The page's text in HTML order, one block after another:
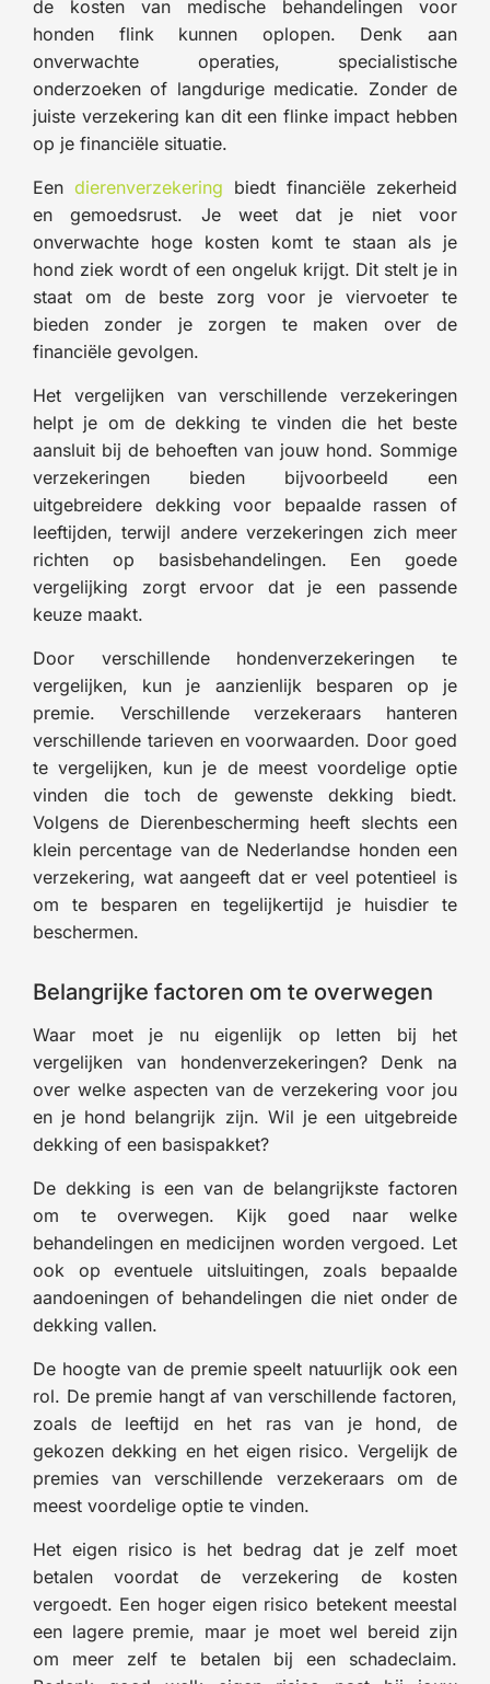
de kosten van medische behandelingen voor
honden flink kunnen oplopen. Denk aan
onverwachte operaties, specialistische
onderzoeken of langdurige medicatie. Zonder de
juiste verzekering kan dit een flinke impact hebben
op je financiële situatie.
Een dierenverzekering biedt financiële zekerheid
en gemoedsrust. Je weet dat je niet voor
onverwachte hoge kosten komt te staan als je
hond ziek wordt of een ongeluk krijgt. Dit stelt je in
staat om de beste zorg voor je viervoeter te
bieden zonder je zorgen te maken over de
financiële gevolgen.
Het vergelijken van verschillende verzekeringen
helpt je om de dekking te vinden die het beste
aansluit bij de behoeften van jouw hond. Sommige
verzekeringen bieden bijvoorbeeld een
uitgebreidere dekking voor bepaalde rassen of
leeftijden, terwijl andere verzekeringen zich meer
richten op basisbehandelingen. Een goede
vergelijking zorgt ervoor dat je een passende
keuze maakt.
Door verschillende hondenverzekeringen te
vergelijken, kun je aanzienlijk besparen op je
premie. Verschillende verzekeraars hanteren
verschillende tarieven en voorwaarden. Door goed
te vergelijken, kun je de meest voordelige optie
vinden die toch de gewenste dekking biedt.
Volgens de Dierenbescherming heeft slechts een
klein percentage van de Nederlandse honden een
verzekering, wat aangeeft dat er veel potentieel is
om te besparen en tegelijkertijd je huisdier te
beschermen.
Belangrijke factoren om te overwegen
Waar moet je nu eigenlijk op letten bij het
vergelijken van hondenverzekeringen? Denk na
over welke aspecten van de verzekering voor jou
en je hond belangrijk zijn. Wil je een uitgebreide
dekking of een basispakket?
De dekking is een van de belangrijkste factoren
om te overwegen. Kijk goed naar welke
behandelingen en medicijnen worden vergoed. Let
ook op eventuele uitsluitingen, zoals bepaalde
aandoeningen of behandelingen die niet onder de
dekking vallen.
De hoogte van de premie speelt natuurlijk ook een
rol. De premie hangt af van verschillende factoren,
zoals de leeftijd en het ras van je hond, de
gekozen dekking en het eigen risico. Vergelijk de
premies van verschillende verzekeraars om de
meest voordelige optie te vinden.
Het eigen risico is het bedrag dat je zelf moet
betalen voordat de verzekering de kosten
vergoedt. Een hoger eigen risico betekent meestal
een lagere premie, maar je moet wel bereid zijn
om meer zelf te betalen bij een schadeclaim.